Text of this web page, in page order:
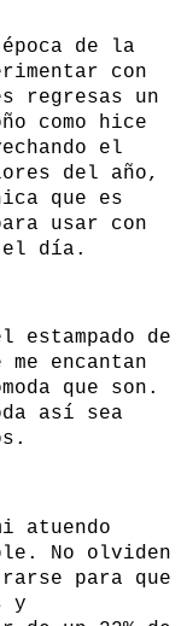
de la
con
regresas un
como hice
el
del año,
que es
usar con
el día.
de
encantan
que son.
así sea
atuendo
No olviden
para que
y